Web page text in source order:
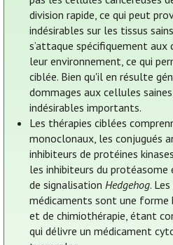
division rapide, ce qui peut
indésirables sur les tissus
s’attaque spécifiquement aux
leur environnement, ce qui
ciblée. Bien qu'il en résulte
dommages aux cellules
indésirables importants.
Les thérapies ciblées
monoclonaux, les conjugués
inhibiteurs de protéines
les inhibiteurs du
de signalisationHedgehog.
médicaments sont une forme
et de chimiothérapie, étant
qui délivre un médicament